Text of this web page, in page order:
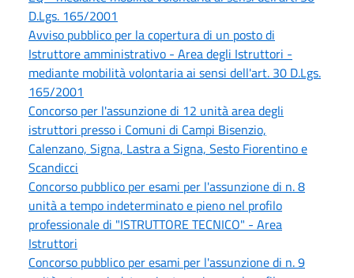
D.Lgs. 165/2001
Avviso pubblico per la copertura di un posto di
Istruttore amministrativo - Area degli Istruttori -
mediante mobilità volontaria ai sensi dell'art. 30 D.Lgs.
165/2001
Concorso per l'assunzione di 12 unità area degli
istruttori presso i Comuni di Campi Bisenzio,
Calenzano, Signa, Lastra a Signa, Sesto Fiorentino e
Scandicci
Concorso pubblico per esami per l'assunzione di n. 8
unità a tempo indeterminato e pieno nel profilo
professionale di "ISTRUTTORE TECNICO" - Area
Istruttori
Concorso pubblico per esami per l'assunzione di n. 9